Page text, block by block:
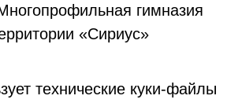
гимназия
«Сириус»
технические куки-файлы